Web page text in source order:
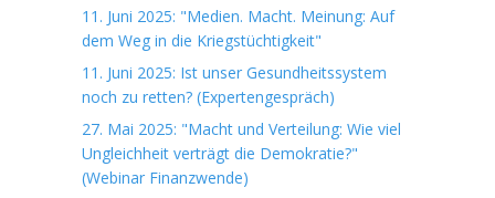
11. Juni 2025: "Medien. Macht. Meinung: Auf
dem Weg in die Kriegstüchtigkeit"
11. Juni 2025: Ist unser Gesundheitssystem
noch zu retten? (Expertengespräch)
27. Mai 2025: "Macht und Verteilung: Wie viel
Ungleichheit verträgt die Demokratie?"
(Webinar Finanzwende)